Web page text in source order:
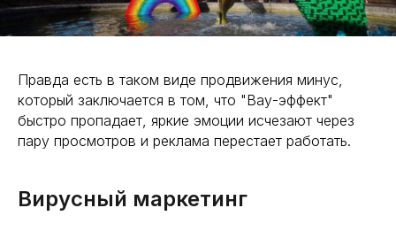
Правда есть в таком виде продвижения минус,
который заключается в том, что "Вау-эффект"
быстро пропадает, яркие эмоции исчезают через
пару просмотров и реклама перестает работать.
Вирусный маркетинг